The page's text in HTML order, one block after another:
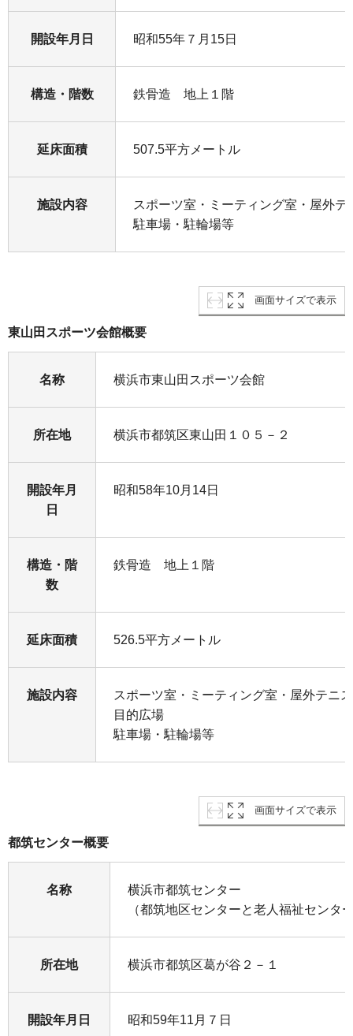
開設年月日 昭和55年７月15日
構造・階数 鉄骨造 地上１階
延床面積 507.5平方メートル
施設内容
スポーツ室・ミーティング室・屋外テ
駐車場・駐輪場等
画面サイズで表示
東山田スポーツ会館概要
名称 横浜市東山田スポーツ会館
所在地 横浜市都筑区東山田１０５－２
開設年月
日
昭和58年10月14日
構造・階
数
鉄骨造 地上１階
延床面積 526.5平方メートル
施設内容
スポーツ室・ミーティング室・屋外テニ
目的広場
駐車場・駐輪場等
画面サイズで表示
都筑センター概要
名称
横浜市都筑センター
（都筑地区センターと老人福祉センタ
所在地 横浜市都筑区葛が谷２－１
開設年月日 昭和59年11月７日